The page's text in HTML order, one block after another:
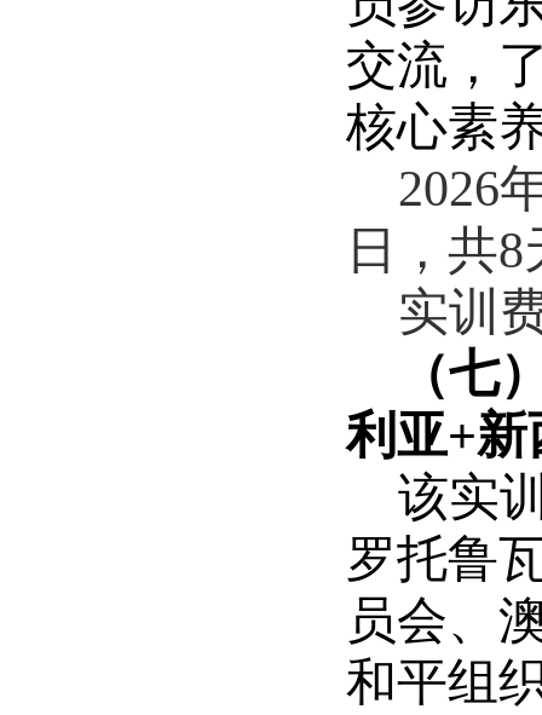
交流，
核心素
2026
日，共8
实训
（七
利亚+新
该实
罗托鲁
员会、
和平组